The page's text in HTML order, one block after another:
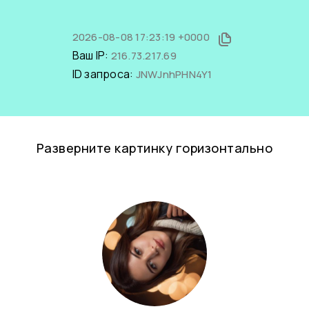
2026-08-08 17:23:19 +0000
Ваш IP: 216.73.217.69
ID запроса: JNWJnhPHN4Y1
Разверните картинку горизонтально